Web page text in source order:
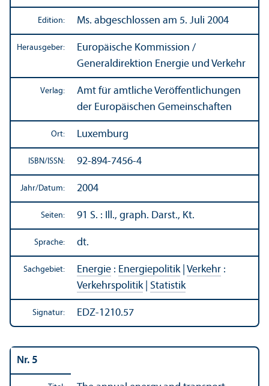
Edition: Ms. abgeschlossen am 5. Juli 2004
Herausgeber:
Europäische Kommission /
Generaldirektion Energie und Verkehr
Verlag:
Amt für amtliche Veröffentlichungen
der Europäischen Gemeinschaften
Ort: Luxemburg
ISBN/ ISSN: 92-894-7456-4
Jahr/Datum: 2004
Seiten: 91 S. : Ill., graph. Darst., Kt.
Sprache: dt.
Sachgebiet: Energie : Energiepolitik| Verkehr :
Verkehrs­politik| Statistik
Signatur: EDZ-1210.57
Nr. 5